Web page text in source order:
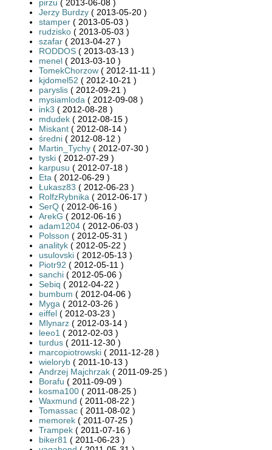
pirzu ( 2013-06-08 )
Jerzy Burdzy ( 2013-05-20 )
stamper ( 2013-05-03 )
rudzisko ( 2013-05-03 )
szafar ( 2013-04-27 )
RODDOS ( 2013-03-13 )
menel ( 2013-03-10 )
TomekChorzow ( 2012-11-11 )
kjdomel52 ( 2012-10-21 )
paryslis ( 2012-09-21 )
mysiamloda ( 2012-09-08 )
ink3 ( 2012-08-28 )
mdudek ( 2012-08-15 )
Miskant ( 2012-08-14 )
średni ( 2012-08-12 )
Martin_Tychy ( 2012-07-30 )
tyski ( 2012-07-29 )
karpusu ( 2012-07-18 )
Eta ( 2012-06-29 )
Łukasz83 ( 2012-06-23 )
RolfzRybnika ( 2012-06-17 )
SerQ ( 2012-06-16 )
ArekG ( 2012-06-16 )
adam1204 ( 2012-06-03 )
Polsson ( 2012-05-31 )
analityk ( 2012-05-22 )
usulovski ( 2012-05-13 )
Piotr92 ( 2012-05-11 )
sanchi ( 2012-05-06 )
Sebiq ( 2012-04-22 )
bumbum ( 2012-04-06 )
Myga ( 2012-03-26 )
eiffel ( 2012-03-23 )
Mlynarz ( 2012-03-14 )
leeo1 ( 2012-02-03 )
turdus ( 2011-12-30 )
marcopiotrowski ( 2011-12-28 )
wieloryb ( 2011-10-13 )
Andrzej Majchrzak ( 2011-09-25 )
Borafu ( 2011-09-09 )
kosma100 ( 2011-08-25 )
Waxmund ( 2011-08-22 )
Tomassac ( 2011-08-02 )
memorek ( 2011-07-25 )
Trampek ( 2011-07-16 )
biker81 ( 2011-06-23 )